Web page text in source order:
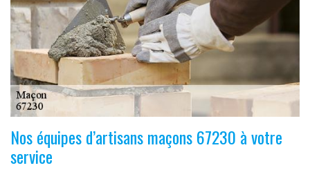
Nos équipes d’artisans maçons 67230 à votre
service